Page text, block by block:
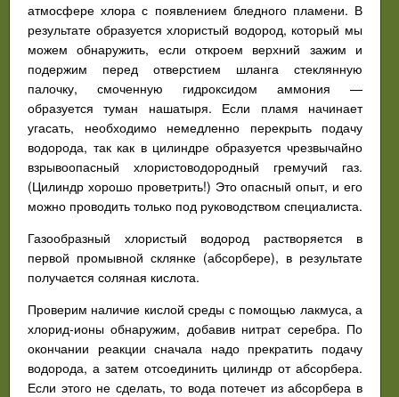
атмосфере хлора с появлением бледного пламени. В
результате образуется хлористый водород, который мы
можем обнаружить, если откроем верхний зажим и
подержим перед отверстием шланга стеклянную
палочку, смоченную гидроксидом аммония —
образуется туман нашатыря. Если пламя начинает
угасать, необходимо немедленно перекрыть подачу
водорода, так как в цилиндре образуется чрезвычайно
взрывоопасный хлористоводородный гремучий газ.
(Цилиндр хорошо проветрить!) Это опасный опыт, и его
можно проводить только под руководством специалиста.
Газообразный хлористый водород растворяется в
первой промывной склянке (абсорбере), в результате
получается соляная кислота.
Проверим наличие кислой среды с помощью лакмуса, а
хлорид-ионы обнаружим, добавив нитрат серебра. По
окончании реакции сначала надо прекратить подачу
водорода, а затем отсоединить цилиндр от абсорбера.
Если этого не сделать, то вода потечет из абсорбера в